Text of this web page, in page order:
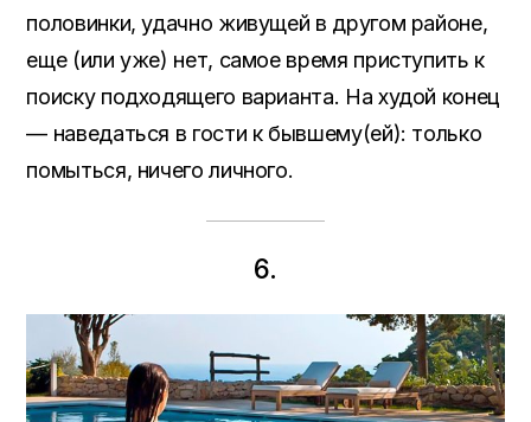
половинки, удачно живущей в другом районе,
еще (или уже) нет, самое время приступить к
поиску подходящего варианта. На худой конец
— наведаться в гости к бывшему(ей): только
помыться, ничего личного.
6.